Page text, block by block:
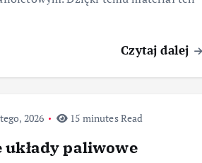
Czytaj dalej
2026 15 minutes Read
układy paliwowe